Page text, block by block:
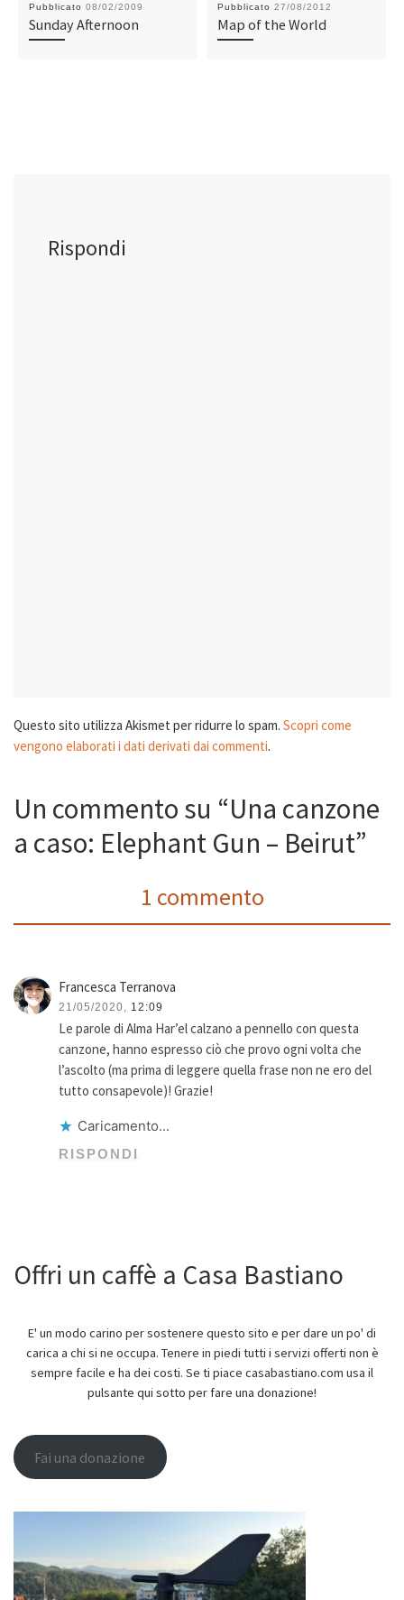
Pubblicato 08/02/2009
Sunday Afternoon
Pubblicato 27/08/2012
Map of the World
Rispondi
Questo sito utilizza Akismet per ridurre lo spam. Scopri come
vengono elaborati i dati derivati dai commenti.
Un commento su “Una canzone
a caso: Elephant Gun – Beirut”
1 commento
Francesca Terranova
21/05/2020, 12:09
Le parole di Alma Har’el calzano a pennello con questa
canzone, hanno espresso ciò che provo ogni volta che
l’ascolto (ma prima di leggere quella frase non ne ero del
tutto consapevole)! Grazie!
Caricamento...
RISPONDI
Offri un caffè a Casa Bastiano
E' un modo carino per sostenere questo sito e per dare un po' di
carica a chi si ne occupa. Tenere in piedi tutti i servizi offerti non è
sempre facile e ha dei costi. Se ti piace casabastiano.com usa il
pulsante qui sotto per fare una donazione!
Fai una donazione